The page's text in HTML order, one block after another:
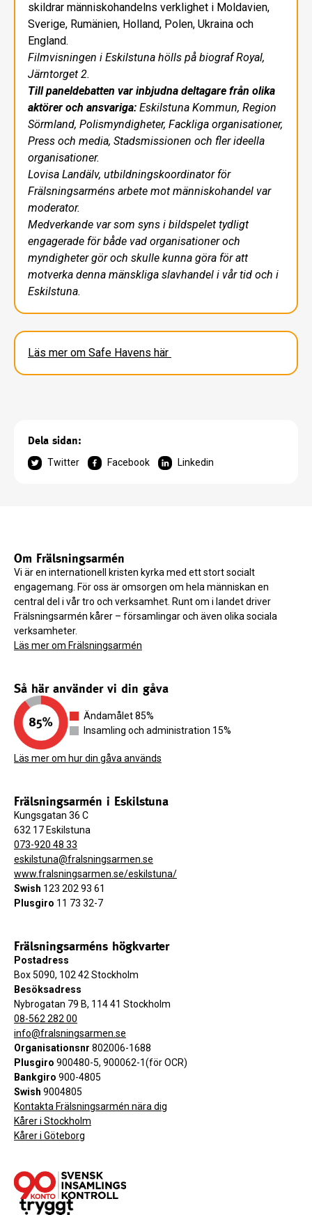
skildrar människohandelns verklighet i Moldavien,
Sverige, Rumänien, Holland, Polen, Ukraina och
England.
Filmvisningen i Eskilstuna hölls på biograf Royal,
Järntorget 2.
Till paneldebatten var inbjudna deltagare från olika
aktörer och ansvariga: Eskilstuna Kommun, Region
Sörmland, Polismyndigheter, Fackliga organisationer,
Press och media, Stadsmissionen och fler ideella
organisationer.
Lovisa Landälv, utbildningskoordinator för
Frälsningsarméns arbete mot människohandel var
moderator.
Medverkande var som syns i bildspelet tydligt
engagerade för både vad organisationer och
myndigheter gör och skulle kunna göra för att
motverka denna mänskliga slavhandel i vår tid och i
Eskilstuna.
Läs mer om Safe Havens här
Dela sidan:
Twitter Facebook Linkedin
Om Frälsningsarmén
Vi är en internationell kristen kyrka med ett stort socialt
engagemang. För oss är omsorgen om hela människan en
central del i vår tro och verksamhet. Runt om i landet driver
Frälsningsarmén kårer – församlingar och även olika sociala
verksamheter.
Läs mer om Frälsningsarmén
Så här använder vi din gåva
Ändamålet 85%
Insamling och administration 15%
Läs mer om hur din gåva används
Frälsningsarmén i Eskilstuna
Kungsgatan 36 C
632 17 Eskilstuna
073-920 48 33
eskilstuna@fralsningsarmen.se
www.fralsningsarmen.se/eskilstuna/
Swish 123 202 93 61
Plusgiro 11 73 32-7
Frälsningsarméns högkvarter
Postadress
Box 5090, 102 42 Stockholm
Besöksadress
Nybrogatan 79 B, 114 41 Stockholm
08-562 282 00
info@fralsningsarmen.se
Organisationsnr 802006-1688
Plusgiro 900480-5, 900062-1(för OCR)
Bankgiro 900-4805
Swish 9004805
Kontakta Frälsningsarmén nära dig
Kårer i Stockholm
Kårer i Göteborg